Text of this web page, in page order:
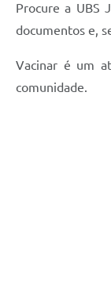
Procure a UBS
documentos e,
Vacinar é um
comunidade.